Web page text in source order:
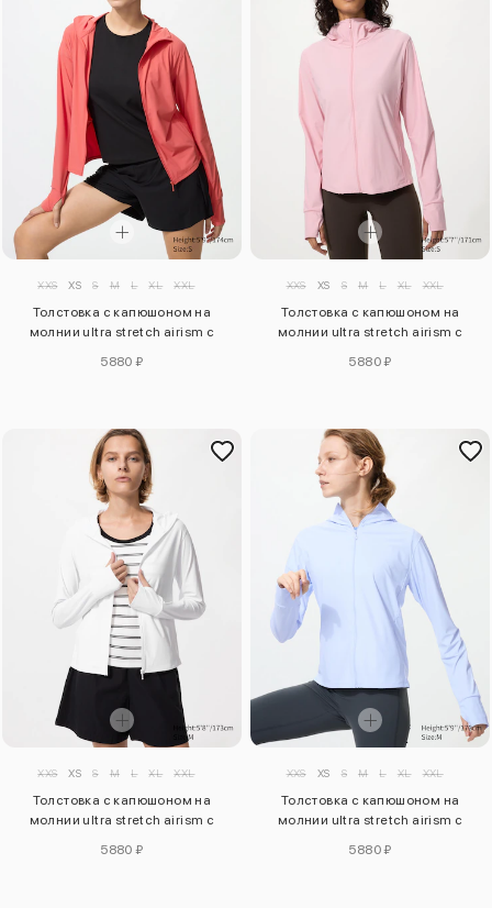
XXS XS S M L XL XXL
Толстовка с капюшоном на
молнии ultra stretch airism с
5880 ₽
XXS XS S M L XL XXL
Толстовка с капюшоном на
молнии ultra stretch airism с
5880 ₽
XXS XS S M L XL XXL
Толстовка с капюшоном на
молнии ultra stretch airism с
5880 ₽
XXS XS S M L XL XXL
Толстовка с капюшоном на
молнии ultra stretch airism с
5880 ₽